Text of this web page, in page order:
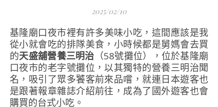
2025/02/10
基隆廟口夜市裡有許多美味小吃，這間應該是我
從小就會吃的排隊美食，小時候都是舅媽會去買
的天盛舖營養三明治 （58號攤位），位於基隆廟
口夜市的老字號攤位，以其獨特的營養三明治聞
名，吸引了眾多饕客前來品嚐，就連日本遊客也
是跟著報章雜誌介紹前往，成為了國外遊客也會
購買的台式小吃。